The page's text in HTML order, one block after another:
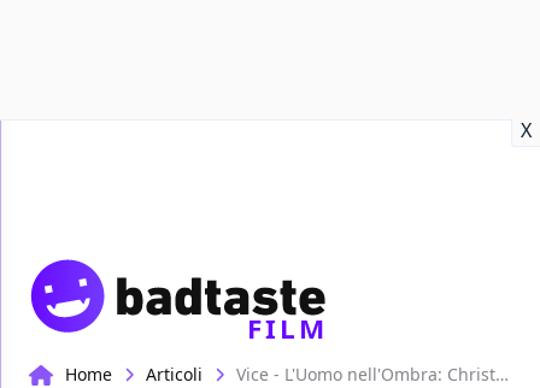
X
FILM
Home Articoli Vice - L'Uomo nell'Ombra: Christian Bale è Dick Cheney nel primo trailer italiano